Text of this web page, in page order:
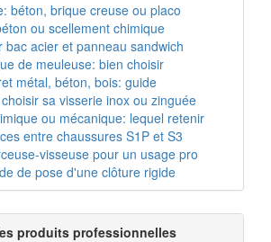
béton, brique creuse ou placo
ou scellement chimique
bac acier et panneau sandwich
de meuleuse: bien choisir
métal, béton, bois: guide
sa visserie inox ou zinguée
ou mécanique: lequel retenir
entre chaussures S1P et S3
visseuse pour un usage pro
de pose d'une clôture rigide
produits professionnelles